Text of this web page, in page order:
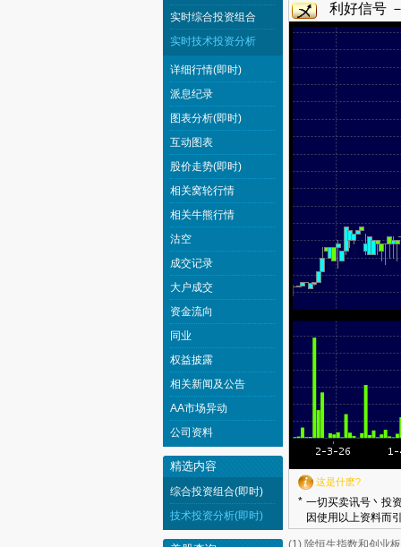
利好信号
这是什麽?
* 一切买卖讯号丶投
因使用以上资料而
(1) 除恒生指数和创业
实时综合投资组合
实时技术投资分析
详细行情(即时)
派息纪录
图表分析(即时)
互动图表
股价走势(即时)
相关窝轮行情
相关牛熊行情
沽空
成交记录
大户成交
资金流向
同业
权益披露
相关新闻及公告
AA市场异动
公司资料
精选内容
综合投资组合(即时)
技术投资分析(即时)